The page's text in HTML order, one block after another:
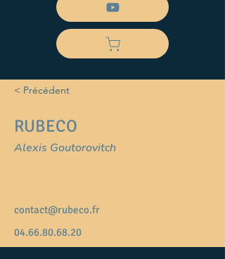
< Précédent
RUBECO
Alexis Goutorovitch
contact@rubeco.fr
04.66.80.68.20